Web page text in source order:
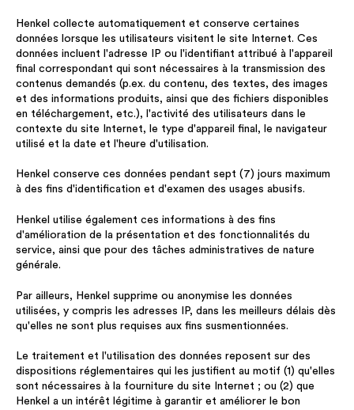
Henkel collecte automatiquement et conserve certaines
données lorsque les utilisateurs visitent le site Internet. Ces
données incluent l'adresse IP ou l'identifiant attribué à l'appareil
final correspondant qui sont nécessaires à la transmission des
contenus demandés (p.ex. du contenu, des textes, des images
et des informations produits, ainsi que des fichiers disponibles
en téléchargement, etc.), l'activité des utilisateurs dans le
contexte du site Internet, le type d'appareil final, le navigateur
utilisé et la date et l'heure d'utilisation.
Henkel conserve ces données pendant sept (7) jours maximum
à des fins d'identification et d'examen des usages abusifs.
Henkel utilise également ces informations à des fins
d'amélioration de la présentation et des fonctionnalités du
service, ainsi que pour des tâches administratives de nature
générale.
Par ailleurs, Henkel supprime ou anonymise les données
utilisées, y compris les adresses IP, dans les meilleurs délais dès
qu'elles ne sont plus requises aux fins susmentionnées.
Le traitement et l'utilisation des données reposent sur des
dispositions réglementaires qui les justifient au motif (1) qu'elles
sont nécessaires à la fourniture du site Internet ; ou (2) que
Henkel a un intérêt légitime à garantir et améliorer le bon